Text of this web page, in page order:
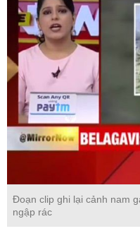
Đoạn clip ghi lại cảnh nam
ngập rác